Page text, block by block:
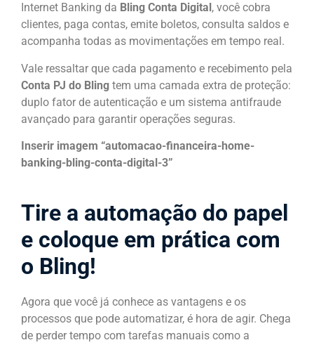
Internet Banking da Bling Conta Digital , você cobra
clientes, paga contas, emite boletos, consulta saldos e
acompanha todas as movimentações em tempo real.
Vale ressaltar que cada pagamento e recebimento pela
Conta PJ do Bling tem uma camada extra de proteção:
duplo fator de autenticação e um sistema antifraude
avançado para garantir operações seguras.
Inserir imagem “automacao-financeira-home-
banking-bling-conta-digital-3”
Tire a automação do papel
e coloque em prática com
o Bling!
Agora que você já conhece as vantagens e os
processos que pode automatizar, é hora de agir. Chega
de perder tempo com tarefas manuais como a